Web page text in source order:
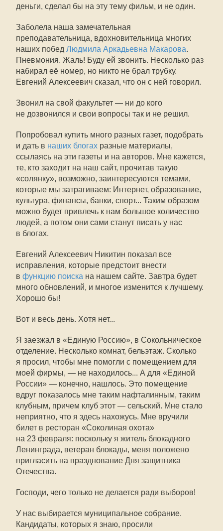
деньги, сделал бы на эту тему фильм, и не один.
Заболела наша замечательная
преподавательница, вдохновительница многих
наших побед Людмила Аркадьевна Макарова.
Пневмония. Жаль! Буду ей звонить. Несколько раз
набирал её номер, но никто не брал трубку.
Евгений Алексеевич сказал, что он с ней говорил.
Звонил на свой факультет — ни до кого
не дозвонился и свои вопросы так и не решил.
Попробовал купить много разных газет, подобрать
и дать в наших блогах разные материалы,
ссылаясь на эти газеты и на авторов. Мне кажется,
те, кто заходит на наш сайт, прочитав такую
«солянку», возможно, заинтересуются темами,
которые мы затрагиваем: Интернет, образование,
культура, финансы, банки, спорт... Таким образом
можно будет привлечь к нам большое количество
людей, а потом они сами станут писать у нас
в блогах.
Евгений Алексеевич Никитин показал все
исправления, которые предстоит внести
в функцию поиска на нашем сайте. Завтра будет
много обновлений, и многое изменится к лучшему.
Хорошо бы!
Вот и весь день. Хотя нет...
Я заезжал в «Единую Россию», в Сокольническое
отделение. Несколько комнат, бельэтаж. Сколько
я просил, чтобы мне помогли с помещением для
моей фирмы, — не находилось... А для «Единой
России» — конечно, нашлось. Это помещение
вдруг показалось мне таким нафталинным, таким
клубным, причем клуб этот — сельский. Мне стало
неприятно, что я здесь нахожусь. Мне вручили
билет в ресторан «Соколиная охота»
на 23 февраля: поскольку я житель блокадного
Ленинграда, ветеран блокады, меня положено
пригласить на празднование Дня защитника
Отечества.
Господи, чего только не делается ради выборов!
У нас выбирается муниципальное собрание.
Кандидаты, которых я знаю, просили